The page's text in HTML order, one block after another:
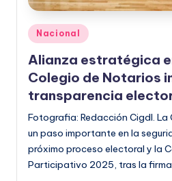
Publicado
en
Nacional
Alianza estratégica
Colegio de Notarios
transparencia
Fotografia: Redacción Cigdl. La
un paso importante en la
próximo proceso electoral y la
Participativo 2025, tras la